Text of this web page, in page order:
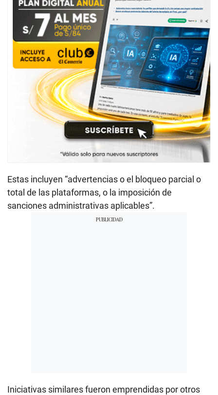
Estas incluyen “advertencias o el bloqueo parcial o
total de las plataformas, o la imposición de
sanciones administrativas aplicables”.
Iniciativas similares fueron emprendidas por otros